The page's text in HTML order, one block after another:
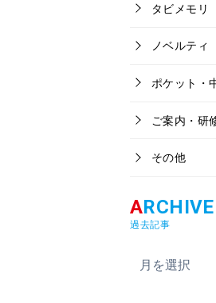
タビメモリ
ノベルティ
ポケット・
ご案内・研
その他
過去記事
ー